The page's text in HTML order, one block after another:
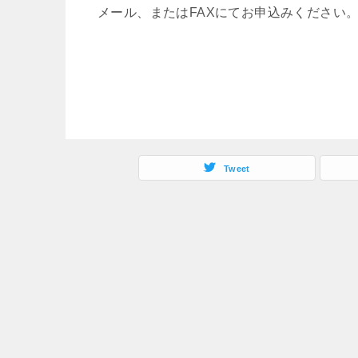
メール、またはFAXにてお申込みください。
Tweet